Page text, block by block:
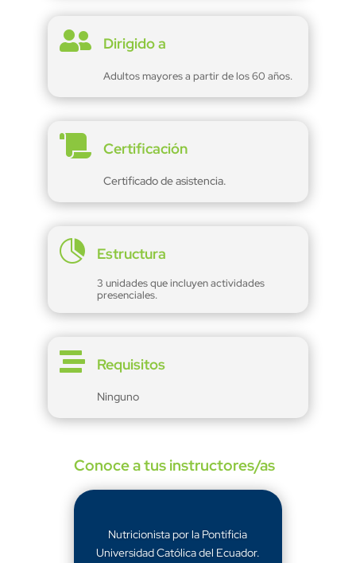
 Dirigido a
Adultos mayores a partir de los 60 años.
 Certificación
Certificado de asistencia.
 Estructura
3 unidades que incluyen actividades
presenciales.
 Requisitos
Ninguno
Conoce a tus instructores/as
Nutricionista por la Pontificia
Universidad Católica del Ecuador.